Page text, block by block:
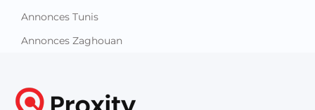
Annonces Tunis
Annonces Zaghouan